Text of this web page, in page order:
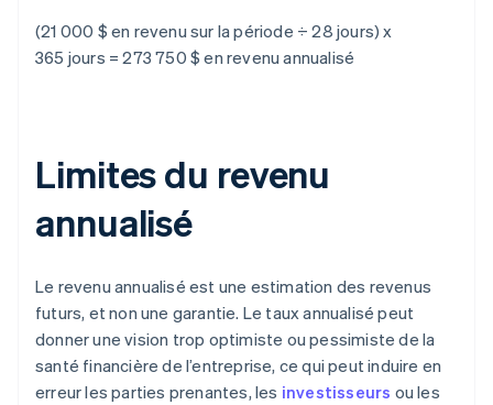
(21 000 $ en revenu sur la période ÷ 28 jours) x
365 jours = 273 750 $ en revenu annualisé
Limites du revenu
annualisé
Le revenu annualisé est une estimation des revenus
futurs, et non une garantie. Le taux annualisé peut
donner une vision trop optimiste ou pessimiste de la
santé financière de l’entreprise, ce qui peut induire en
erreur les parties prenantes, les investisseurs ou les